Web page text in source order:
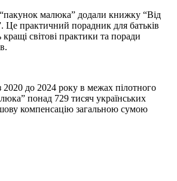
малюка” додали книжку “Від
Це практичний порадник для батьків
світові практики та поради
2020 до 2024 року в межах пілотного
понад 729 тисяч українських
компенсацію загальною сумою